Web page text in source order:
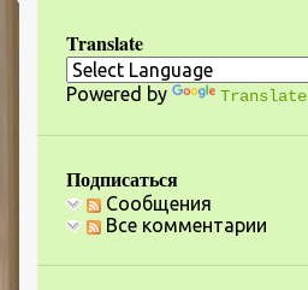
Translate
Powered by Translate
Подписаться
Сообщения
Все комментарии